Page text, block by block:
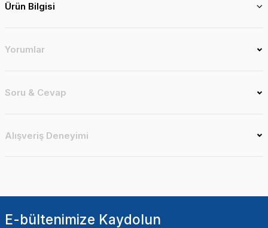
Ürün Bilgisi
Yorumlar
Soru & Cevap
Alışveriş Deneyimi
E-bültenimize Kaydolun